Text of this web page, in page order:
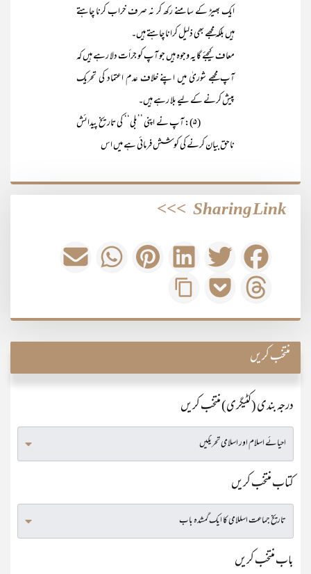
ایک بھیڑ کے سامنے رکھ کر نہ صرف خراب کرنا چاہتے
ہیں بلکہ مجھے بھی ذلیل کرانا چاہتے ہیں۔
معاف کیجئے گا یہ وجوہ ہیں جو آپ کو جرأت دلا رہے ہیں کہ
آپ مجھے شوریٰ میں اپنے خلاف عدم اعتماد کی تحریک
پیش کرنے کے لیے بلا رہے ہیں۔
(۵): آپ نے اپنی ’’بلی‘‘ کی تاریخ پیدائش
ناحق بیان کرنے کی کوشش فرمائی ہے میں اس
Sharing Link
>>>
منتخب کریں
درجہ بندی (کٹیگری) منتخب کریں
کتاب منتخب کریں
باب منتخب کریں